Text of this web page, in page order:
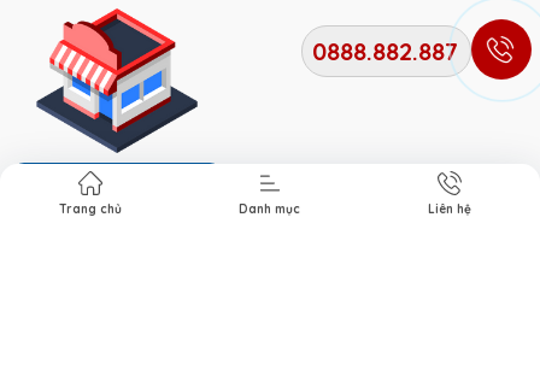
Địa chỉ cửa hàng
0888.882.887
Trang chủ Danh mục Liên hệ